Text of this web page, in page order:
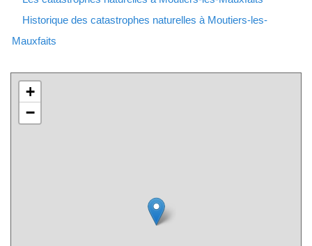
Historique des catastrophes naturelles à Moutiers-les-
Mauxfaits
+
−